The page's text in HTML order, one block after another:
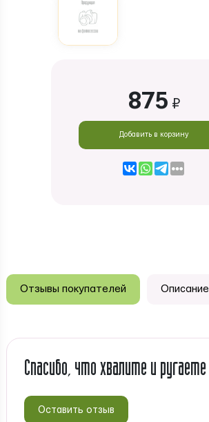
875 ₽
Добавить в корзину
Отзывы покупателей Описание
Спасибо, что хвалите и ругаете
Оставить отзыв